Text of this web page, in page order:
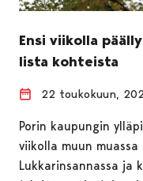
Ensi viikolla
lista kohteista
22 toukokuun,
Porin kaupungin
viikolla muun
Lukkarinsannassa ja